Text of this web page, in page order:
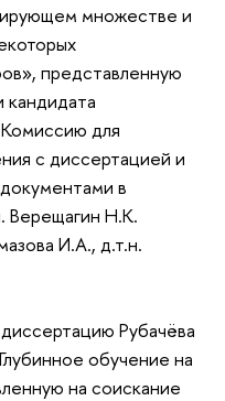
множестве и
представленную
кандидата
для
с диссертацией и
в
Верещагин Н.К.
И.А., д.т.н.
Рубачёва
обучение на
на соискание